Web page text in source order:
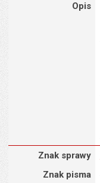
Opis
Znak sprawy : WPL-
Znak sprawy
Znak pisma